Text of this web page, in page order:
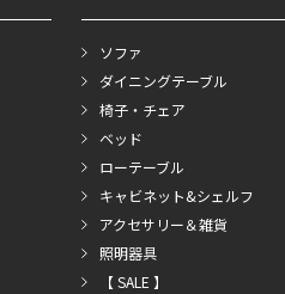
ソファ
ダイニングテーブル
椅子・チェア
ベッド
ローテーブル
キャビネット&シェルフ
アクセサリー＆雑貨
照明器具
【 SALE 】